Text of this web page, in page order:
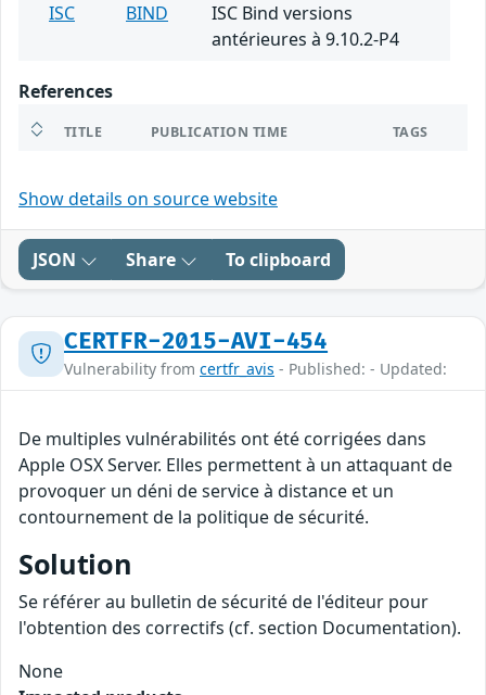
ISC
BIND
ISC Bind versions
antérieures à 9.10.2-P4
References
TITLE PUBLICATION TIME TAGS
Show details on source website
JSON Share To clipboard
CERTFR-2015-AVI-454
Vulnerability from certfr_avis - Published: - Updated:
De multiples vulnérabilités ont été corrigées dans
Apple OSX Server. Elles permettent à un attaquant de
provoquer un déni de service à distance et un
contournement de la politique de sécurité.
Solution
Se référer au bulletin de sécurité de l'éditeur pour
l'obtention des correctifs (cf. section Documentation).
None